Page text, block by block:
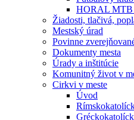
HORAL MTB
Žiadosti, tlačivá,
Mestský úrad
Povinne
Dokumenty mesta
Úrady a inštitúcie
Komunitný život v
Cirkvi v meste
Úvod